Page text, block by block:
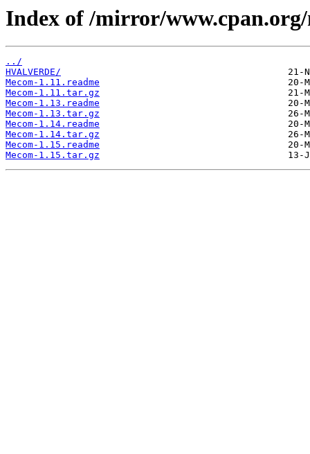
Index of /mirror/
../
HVALVERDE/
Mecom-1.11.readme
Mecom-1.11.tar.gz
Mecom-1.13.readme
Mecom-1.13.tar.gz
Mecom-1.14.readme
Mecom-1.14.tar.gz
Mecom-1.15.readme
Mecom-1.15.tar.gz